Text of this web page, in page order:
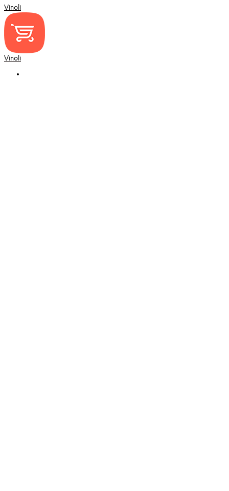
Vinoli
Vinoli